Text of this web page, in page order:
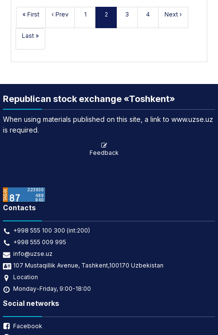
« First ‹ Prev 1 2 3 4 Next ›
Last »
Republican stock exchange «Toshkent»
When using materials published on this site, a link to www.uzse.uz
is required.
Feedback
Contacts
+998 555 100 300 (int:200)
+998 555 009 995
info@uzse.uz
107 Mustaqillik Avenue, Tashkent,100170 Uzbekistan
Location
Monday-Friday, 9:00-18:00
Social networks
Facebook